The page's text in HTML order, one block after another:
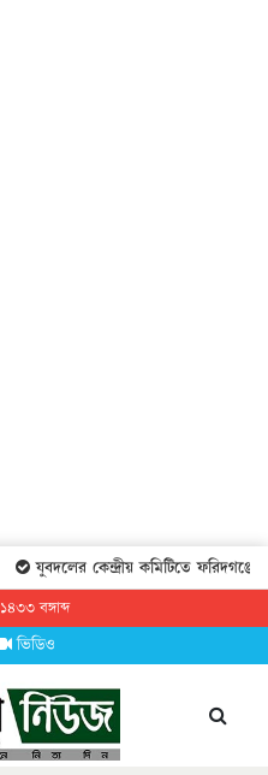
যুবদলের কেন্দ্রীয় কমিটিতে ফরিদগঞ্জের
বঙ্গাব্দ
ভিডিও